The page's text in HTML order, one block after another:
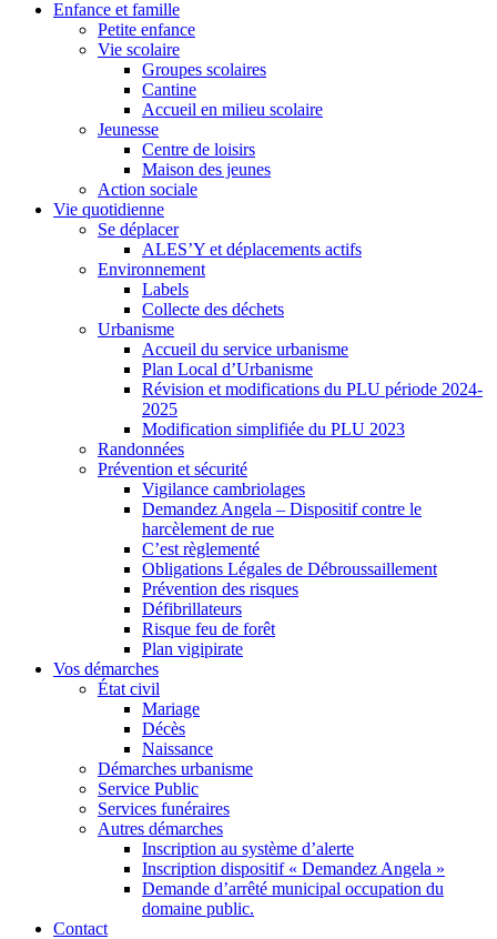
Enfance et famille
Petite enfance
Vie scolaire
Groupes scolaires
Cantine
Accueil en milieu scolaire
Jeunesse
Centre de loisirs
Maison des jeunes
Action sociale
Vie quotidienne
Se déplacer
ALES’Y et déplacements actifs
Environnement
Labels
Collecte des déchets
Urbanisme
Accueil du service urbanisme
Plan Local d’Urbanisme
Révision et modifications du PLU période 2024-
2025
Modification simplifiée du PLU 2023
Randonnées
Prévention et sécurité
Vigilance cambriolages
Demandez Angela – Dispositif contre le
harcèlement de rue
C’est règlementé
Obligations Légales de Débroussaillement
Prévention des risques
Défibrillateurs
Risque feu de forêt
Plan vigipirate
Vos démarches
État civil
Mariage
Décès
Naissance
Démarches urbanisme
Service Public
Services funéraires
Autres démarches
Inscription au système d’alerte
Inscription dispositif « Demandez Angela »
Demande d’arrêté municipal occupation du
domaine public.
Contact